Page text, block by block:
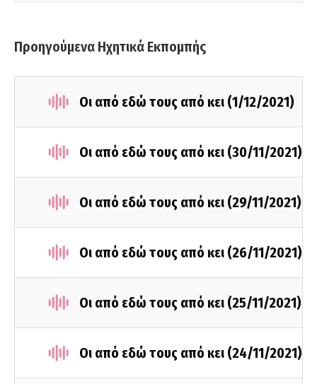
Προηγούμενα Ηχητικά Εκπομπής
Οι από εδώ τους από κει (1/12/2021)
Οι από εδώ τους από κει (30/11/2021)
Οι από εδώ τους από κει (29/11/2021)
Οι από εδώ τους από κει (26/11/2021)
Οι από εδώ τους από κει (25/11/2021)
Οι από εδώ τους από κει (24/11/2021)